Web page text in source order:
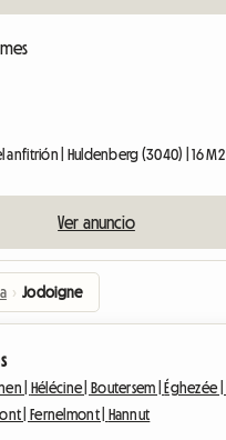
anfitrión | Huldenberg (3040) | 16 M2
Ver anuncio
› Jodoigne
| Hélécine | Boutersem | Éghezée |
| Fernelmont | Hannut